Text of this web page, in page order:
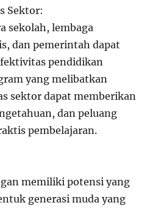
Sektor:
sekolah, lembaga
dan pemerintah dapat
pendidikan
yang melibatkan
sektor dapat memberikan
dan peluang
pembelajaran.
memiliki potensi yang
generasi muda yang